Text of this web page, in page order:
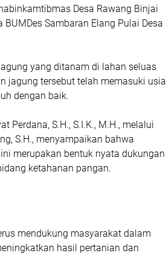
Desa Rawang Binjai
Sambaran Elang Pulai Desa
yang ditanam di lahan seluas
jagung tersebut telah memasuki usia
dengan baik.
Perdana, S.H., S.I.K., M.H., melalui
S.H., menyampaikan bahwa
merupakan bentuk nyata dukungan
ketahanan pangan.
mendukung masyarakat dalam
hasil pertanian dan